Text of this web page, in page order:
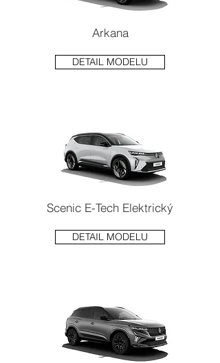
Arkana
DETAIL MODELU
Scenic E-Tech Elektrický
DETAIL MODELU